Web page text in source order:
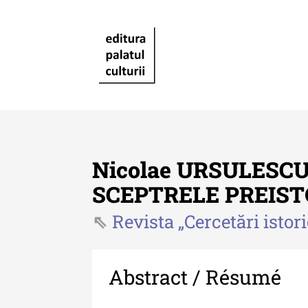
Revista "Cercetări istorice"
XLIV - 2025
Nicolae
SCEPTRELE
Revista „Cercetări
Abstract / Résumé